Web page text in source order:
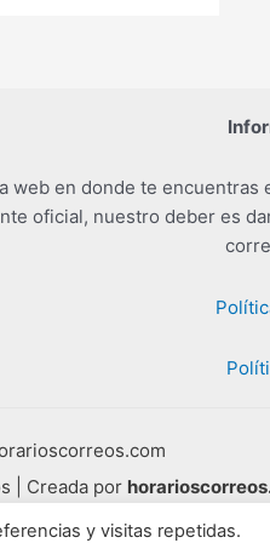
web en donde te encuentras
oficial, nuestro deber es
| Creada por
y visitas repetidas.